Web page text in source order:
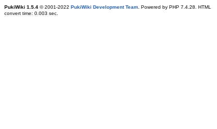
PukiWiki 1.5.4© 2001-2022 PukiWiki Development Team. Powered by PHP 7.4.28. HTML
convert time: 0.003 sec.